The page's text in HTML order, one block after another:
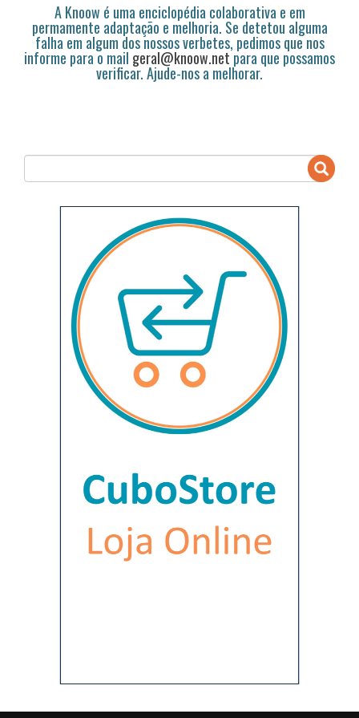
A Knoow é uma enciclopédia colaborativa e em
permamente adaptação e melhoria. Se detetou alguma
falha em algum dos nossos verbetes, pedimos que nos
informe para o mail geral@knoow.netpara que possamos
verificar. Ajude-nos a melhorar.